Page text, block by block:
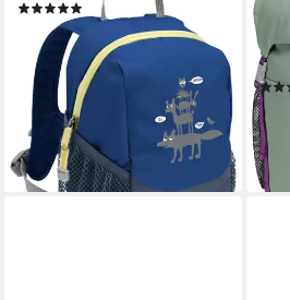
(1)
24,49 € 35,00 €
-30%
lieferbar - in 6-8 Werktagen bei dir
+1